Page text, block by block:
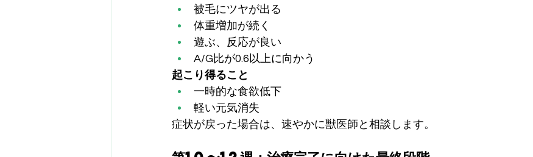
被毛にツヤが出る
体重増加が続く
遊ぶ、反応が良い
A/G比が0.6以上に向かう
起こり得ること
一時的な食欲低下
軽い元気消失
症状が戻った場合は、速やかに獣医師と相談します。